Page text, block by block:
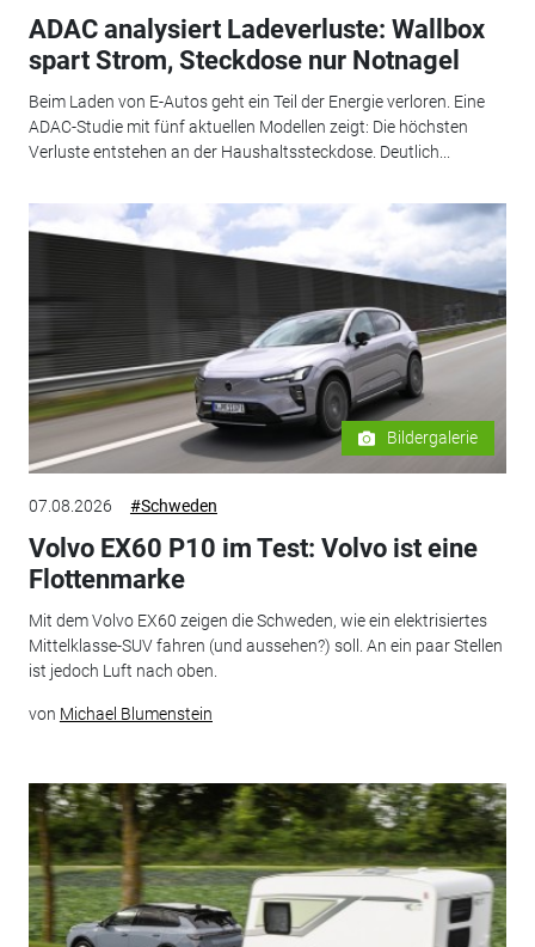
ADAC analysiert Ladeverluste: Wallbox
spart Strom, Steckdose nur Notnagel
Beim Laden von E-Autos geht ein Teil der Energie verloren. Eine
ADAC-Studie mit fünf aktuellen Modellen zeigt: Die höchsten
Verluste entstehen an der Haushaltssteckdose. Deutlich...
Bildergalerie
07.08.2026 #Schweden
Volvo EX60 P10 im Test: Volvo ist eine
Flottenmarke
Mit dem Volvo EX60 zeigen die Schweden, wie ein elektrisiertes
Mittelklasse-SUV fahren (und aussehen?) soll. An ein paar Stellen
ist jedoch Luft nach oben.
von Michael Blumenstein